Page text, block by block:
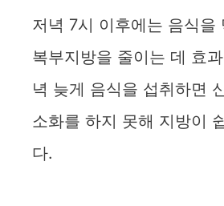
e
o
저녁 7시 이후에는 음식을
복부지방을 줄이는 데 효
녁 늦게 음식을 섭취하면
소화를 하지 못해 지방이
다.